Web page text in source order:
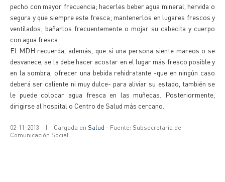
pecho con mayor frecuencia; hacerles beber agua mineral, hervida o
segura y que siempre este fresca; mantenerlos en lugares frescos y
ventilados; bañarlos frecuentemente o mojar su cabecita y cuerpo
con agua fresca.
El MDH recuerda, además, que si una persona siente mareos o se
desvanece, se la debe hacer acostar en el lugar más fresco posible y
en la sombra, ofrecer una bebida rehidratante -que en ningún caso
deberá ser caliente ni muy dulce- para aliviar su estado, también se
le puede colocar agua fresca en las muñecas. Posteriormente,
dirigirse al hospital o Centro de Salud más cercano.
02-11-2013 | Cargada en Salud - Fuente: Subsecretaría de
Comunicación Social